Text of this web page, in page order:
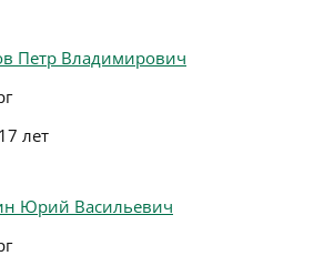
Петр Владимирович
лет
Юрий Васильевич